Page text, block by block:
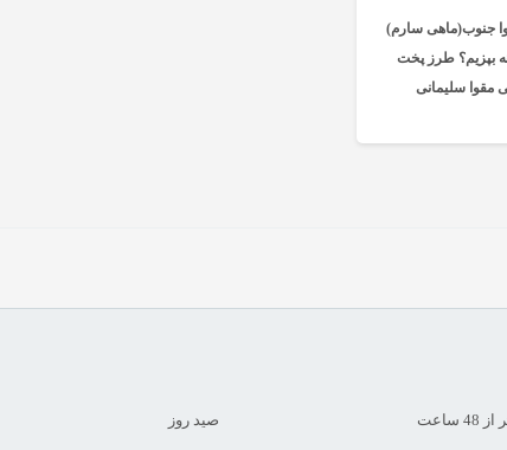
ماهی گاریز
ماهی گالیت
جنوب(ماهی سارم)
بپزیم؟ طرز پخت
مقوا سلیمانی
صید روز